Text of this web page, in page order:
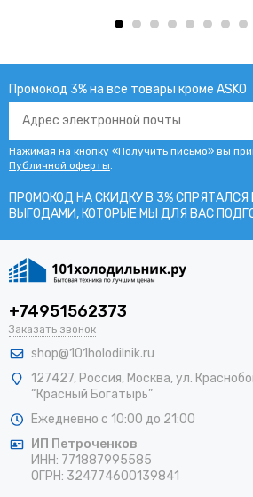
Промокод 3% на все товары кроме ASKO
Нажимая на кнопку «Получить письмо» вы
Публичной оферты.
ПРОМОКОД НА СКИДКУ В 3%
ВЫГОДАМИ, КОТОРЫЕ МЫ ДЛЯ ВАС
+74951562373
Заказать звонок
shop@101holodilnik.ru
127427, Россия, Москва,ул.
“Красный Богатырь”
Ежедневно с 10:00 до 21:00
ИП Петроченков
ИНН: 771887995585
ОГРН: 324774600139841